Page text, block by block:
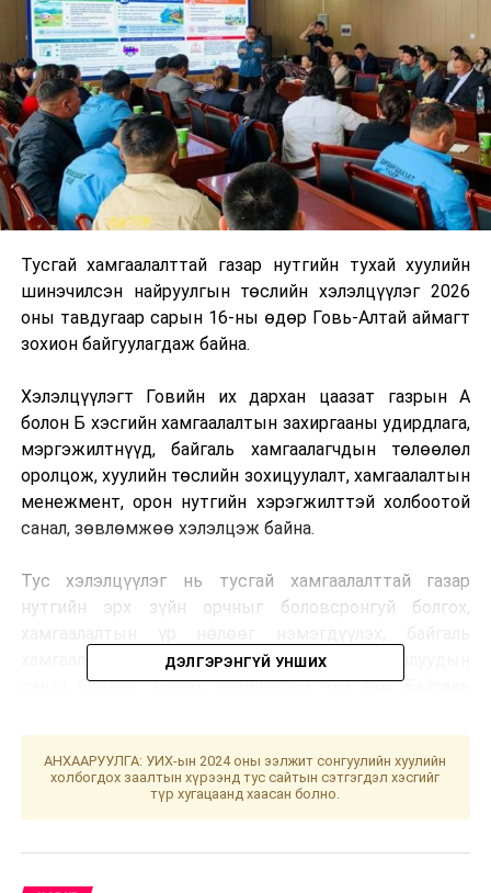
Тусгай хамгаалалттай газар нутгийн тухай хуулийн
шинэчилсэн найруулгын төслийн хэлэлцүүлэг 2026
оны тавдугаар сарын 16-ны өдөр Говь-Алтай аймагт
зохион байгуулагдаж байна.
Хэлэлцүүлэгт Говийн их дархан цаазат газрын А
болон Б хэсгийн хамгаалалтын захиргааны удирдлага,
мэргэжилтнүүд, байгаль хамгаалагчдын төлөөлөл
оролцож, хуулийн төслийн зохицуулалт, хамгаалалтын
менежмент, орон нутгийн хэрэгжилттэй холбоотой
санал, зөвлөмжөө хэлэлцэж байна.
Тус хэлэлцүүлэг нь тусгай хамгаалалттай газар
нутгийн эрх зүйн орчныг боловсронгуй болгох,
хамгааллын үйл ажиллагаанд оролцогч талуудын
санал бодлыг тусгах зорилготой юмгэж Байгаль
мэдээллээ.
Японы хөрөнгө оруулагчдыг урилаа
ДЭЛГЭРЭНГҮЙ УНШИХ
АНХААРУУЛГА: УИХ-ын 2024 оны ээлжит сонгуулийн хуулийн
холбогдох заалтын хүрээнд тус сайтын сэтгэгдэл хэсгийг
түр хугацаанд хаасан болно.